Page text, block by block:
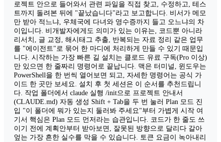
로젝트 안으로 들어와서 관련 파일을 직접 찾고, 수정하고, 테스
트까지 돌려본 뒤에 "끝났습니다"라고 보고합니다. 비서가 메모
만 받아 적느냐, 우체국에 다녀와 영수증까지 들고 오느냐의 차
이입니다. 비개발자에게도 의미가 있는 이유는, 코드뿐 아니라
리서치, 글 교정, 해시태그 추출, 반복되는 자료 정리 같은 업무
를 "에이전트"로 묶어 한 마디에 처리하게 만들 수 있기 때문입
니다. 시작하는 가장 빠른 길 설치는 클로드 유료 구독(Pro 이상)
만 있으면 한 줄짜리 명령어로 끝납니다. 맥은 터미널, 윈도우는
PowerShell을 한 번씩 열어보면 되고, 자세한 명령어는 공식 가
이드 한 곳만 보세요. 설치 후 첫 세션은 이 순서를 추천드립니
다. 작업 폴더에서 claude 실행 /init으로 프로젝트 안내서
(CLAUDE.md) 자동 생성 Shift + Tab을 두 번 눌러 Plan 모드 진
입 "이 폴더에 뭐가 있는지 둘러봐 주세요"부터 가볍게 시작 여
기서 핵심은 Plan 모드 먼저라는 습관입니다. 코드가 한 줄도 쓰
이기 전에 계획안부터 받아보면, 잘못된 방향으로 달리다 갈아
엎는 가장 흔한 실수를 막을 수 있습니다. 토큰 요금이 녹아내리